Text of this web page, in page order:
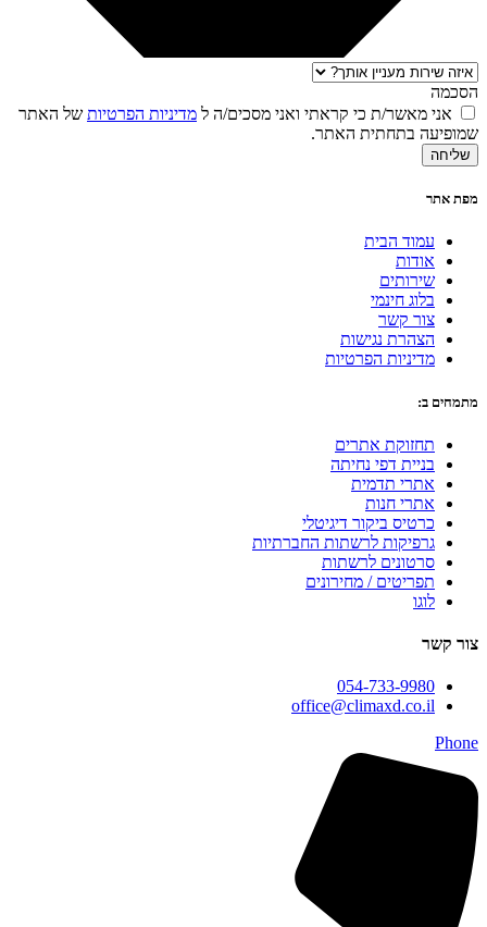
הסכמה
אני מאשר/ת כי קראתי ואני מסכים/ה ל מדיניות הפרטיות של האתר
שמופיעה בתחתית האתר.
שליחה
מפת אתר
עמוד הבית
אודות
שירותים
בלוג חינמי
צור קשר
הצהרת נגישות
מדיניות הפרטיות
מתמחים ב:
תחזוקת אתרים
בניית דפי נחיתה
אתרי תדמית
אתרי חנות
כרטיס ביקור דיגיטלי
גרפיקות לרשתות החברתיות
סרטונים לרשתות
תפריטים / מחירונים
לוגו
צור קשר
054-733-9980
office@climaxd.co.il
Phone